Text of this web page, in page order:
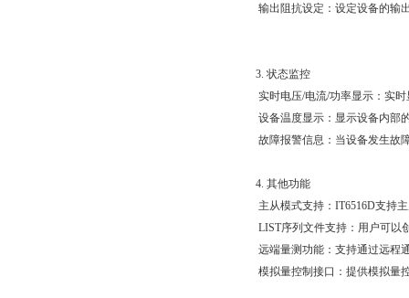
输出阻抗设定：设定设备的输出
3. 状态监控
实时电压/电流/功率显示：实时显
设备温度显示：显示设备内部
故障报警信息：当设备发生故障
4. 其他功能
主从模式支持：IT6516D支持
LIST序列文件支持：用户可以
远端量测功能：支持通过远
模拟量控制接口：提供模拟量